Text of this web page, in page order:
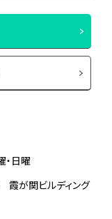
日曜
が関ビルディング